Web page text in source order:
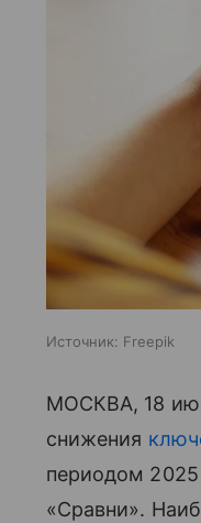
Источник: Freepik
МОСКВА, 18
снижения
периодом 2025
«Сравни».